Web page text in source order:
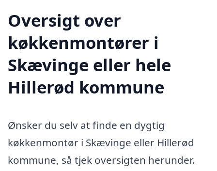
Oversigt over
køkkenmontører i
Skævinge eller hele
Hillerød kommune
Ønsker du selv at finde en dygtig
køkkenmontør i Skævinge eller Hillerød
kommune, så tjek oversigten herunder.